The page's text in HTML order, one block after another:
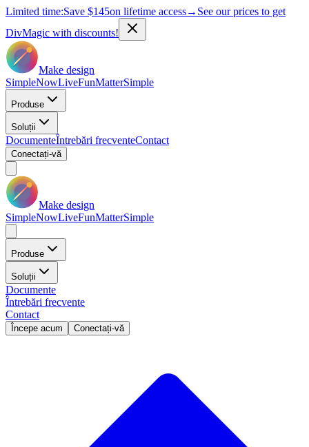
Limited time:Save $145on lifetime access→ See our prices to get
DivMagic with discounts!
Make design
SimpleNowLiveFunMatterSimple
Produse
Soluții
DocumenteÎntrebări frecventeContact
Conectați-vă
Make design
SimpleNowLiveFunMatterSimple
Produse
Soluții
Documente
Întrebări frecvente
Contact
Începe acum Conectați-vă